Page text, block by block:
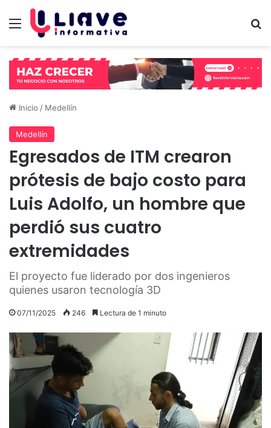
Menú
Inicio / Medellín
Medellín
Egresados de ITM crearon
prótesis de bajo costo para
Luis Adolfo, un hombre que
perdió sus cuatro
extremidades
El proyecto fue liderado por dos ingenieros
quienes usaron tecnología 3D
07/11/2025 246 Lectura de 1 minuto